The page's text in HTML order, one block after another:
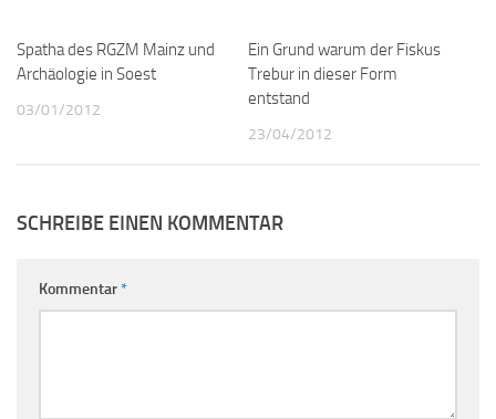
Spatha des RGZM Mainz und
Archäologie in Soest
03/01/2012
Ein Grund warum der Fiskus
Trebur in dieser Form
entstand
23/04/2012
SCHREIBE EINEN KOMMENTAR
Kommentar*